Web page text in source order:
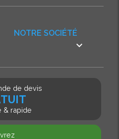
NOTRE SOCIÉTÉ

de devis
& rapide